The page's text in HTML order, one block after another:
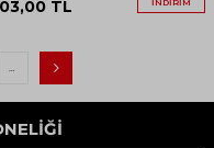
TL
İNDIRIM
…